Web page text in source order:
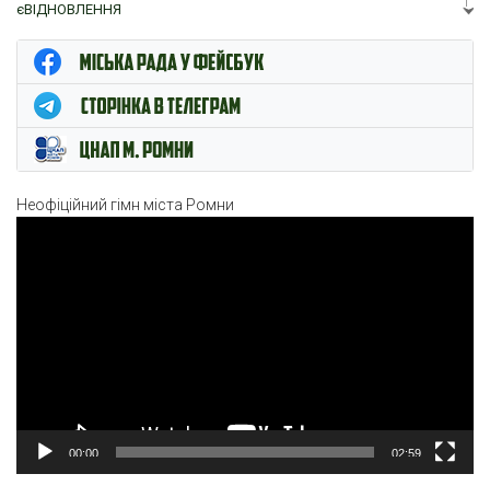
єВІДНОВЛЕННЯ
ЦНАП м. Ромни
Неофіційний гімн міста Ромни
00:00 02:59